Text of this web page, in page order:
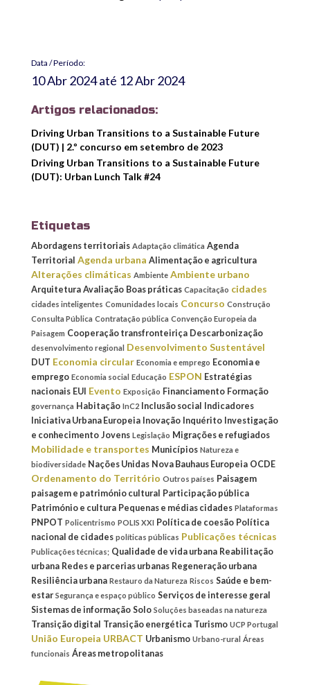
Data / Período:
10 Abr 2024até 12 Abr 2024
Artigos relacionados:
Driving Urban Transitions to a Sustainable Future
(DUT) | 2.º concurso em setembro de 2023
Driving Urban Transitions to a Sustainable Future
(DUT): Urban Lunch Talk #24
Etiquetas
Abordagens territoriais Adaptação climática Agenda
Territorial Agenda urbana Alimentação e agricultura
Alterações climáticas Ambiente Ambiente urbano
Arquitetura Avaliação Boas práticas Capacitação cidades
cidades inteligentes Comunidades locais Concurso Construção
Consulta Pública Contratação pública Convenção Europeia da
Paisagem Cooperação transfronteiriça Descarbonização
desenvolvimento regional Desenvolvimento Sustentável
DUT Economia circular Economia e emprego Economia e
emprego Economia social Educação ESPON Estratégias
nacionais EUI Evento Exposição Financiamento Formação
governança Habitação InC2 Inclusão social Indicadores
Iniciativa Urbana Europeia Inovação Inquérito Investigação
e conhecimento Jovens Legislação Migrações e refugiados
Mobilidade e transportes Municípios Natureza e
biodiversidade Nações Unidas Nova Bauhaus Europeia OCDE
Ordenamento do Território Outros países Paisagem
paisagem e património cultural Participação pública
Património e cultura Pequenas e médias cidades Plataformas
PNPOT Policentrismo POLIS XXI Política de coesão Política
nacional de cidades políticas públicas Publicações técnicas
Publicações técnicas; Qualidade de vida urbana Reabilitação
urbana Redes e parcerias urbanas Regeneração urbana
Resiliência urbana Restauro da Natureza Riscos Saúde e bem-
estar Segurança e espaço público Serviços de interesse geral
Sistemas de informação Solo Soluções baseadas na natureza
Transição digital Transição energética Turismo UCP Portugal
União Europeia URBACT Urbanismo Urbano-rural Áreas
funcionais Áreas metropolitanas